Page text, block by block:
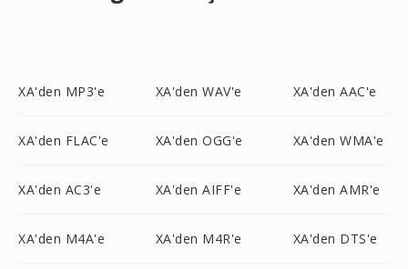
XA'den MP3'e XA'den WAV'e XA'den AAC'e
XA'den FLAC'e XA'den OGG'e XA'den WMA'e
XA'den AC3'e XA'den AIFF'e XA'den AMR'e
XA'den M4A'e XA'den M4R'e XA'den DTS'e